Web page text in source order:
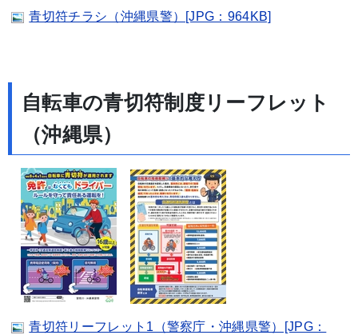
青切符チラシ（沖縄県警）[JPG：964KB]
自転車の青切符制度リーフレット
（沖縄県）
青切符リーフレット1（警察庁・沖縄県警）[JPG：